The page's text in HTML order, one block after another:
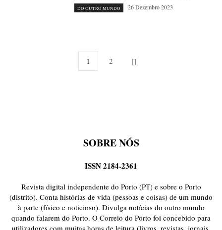
DO OUTRO MUNDO 26 Dezembro 2023
1 2
SOBRE NÓS
ISSN 2184-2361
Revista digital independente do Porto (PT) e sobre o Porto
(distrito). Conta histórias de vida (pessoas e coisas) de um mundo
à parte (físico e noticioso). Divulga notícias do outro mundo
quando falarem do Porto. O Correio do Porto foi concebido para
utilizadores com muitas horas de leitura (livros, revistas, jornais,